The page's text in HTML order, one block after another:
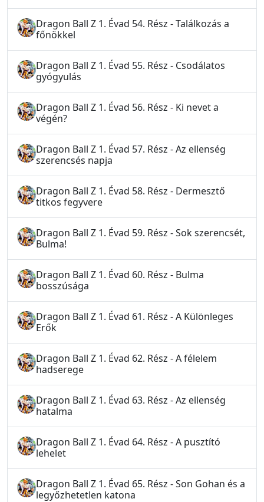
Dragon Ball Z 1. Évad 54. Rész - Találkozás a
főnökkel
Dragon Ball Z 1. Évad 55. Rész - Csodálatos
gyógyulás
Dragon Ball Z 1. Évad 56. Rész - Ki nevet a
végén?
Dragon Ball Z 1. Évad 57. Rész - Az ellenség
szerencsés napja
Dragon Ball Z 1. Évad 58. Rész - Dermesztő
titkos fegyvere
Dragon Ball Z 1. Évad 59. Rész - Sok szerencsét,
Bulma!
Dragon Ball Z 1. Évad 60. Rész - Bulma
bosszúsága
Dragon Ball Z 1. Évad 61. Rész - A Különleges
Erők
Dragon Ball Z 1. Évad 62. Rész - A félelem
hadserege
Dragon Ball Z 1. Évad 63. Rész - Az ellenség
hatalma
Dragon Ball Z 1. Évad 64. Rész - A pusztító
lehelet
Dragon Ball Z 1. Évad 65. Rész - Son Gohan és a
legyőzhetetlen katona